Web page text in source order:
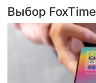
Выбор FoxTime